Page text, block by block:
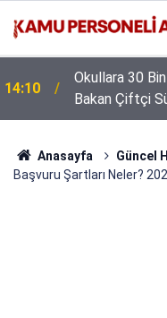
14:10
Okullara 30
Bakan Çiftçi
Çevrildi
Anasayfa Güncel
Başvuru Şartları Neler?